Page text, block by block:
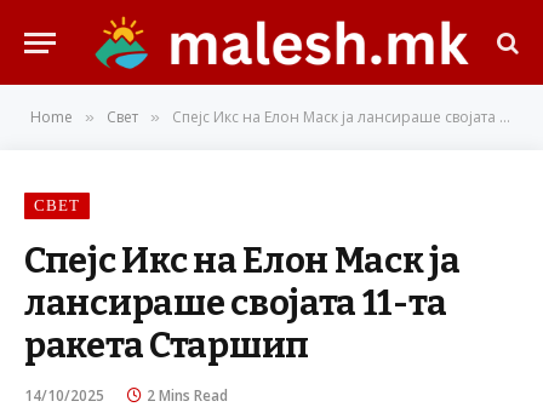
Home » Свет » Спејс Икс на Елон Маск ја лансираше својата 11-та ракета Старшип
СВЕТ
Спејс Икс на Елон Маск ја
лансираше својата 11-та
ракета Старшип
14/10/2025 2 Mins Read